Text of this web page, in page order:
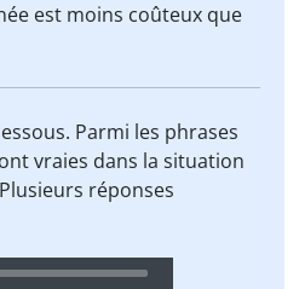
est moins coûteux que
Parmi les phrases
vraies dans la situation
réponses